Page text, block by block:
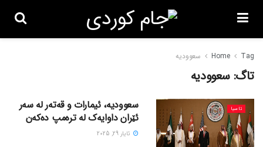
Home Tag سعوودیە
تاگ: سعوودیە
ئاسیا
سعوودیە، ئیمارات و قەتەر لە سەر
ئێران داوایەک لە ترەمپ دەکەن
ئایار 29, 2025